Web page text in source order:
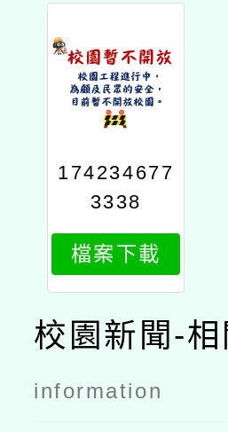
174234677
3338
檔案下載
校園新聞-
information